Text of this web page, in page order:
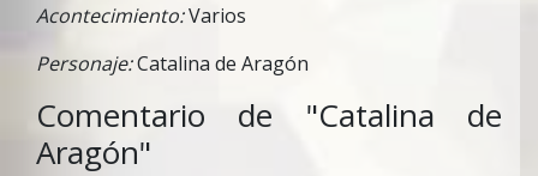
Acontecimiento:Varios
Personaje:Catalina de Aragón
Comentario de "Catalina de
Aragón"